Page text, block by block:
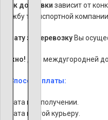
Срок доставки зависит от
службу транспортной
Оплату за перевозку Вы
Важно! Для междугородней
Способ оплаты:
Оплата при получении.
Оплата картой курьеру.